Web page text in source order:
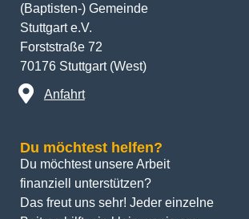
(Baptisten-) Gemeinde
Stuttgart e.V.
Forststraße 72
70176 Stuttgart (West)
Anfahrt
Du möchtest helfen?
Du möchtest unsere Arbeit
finanziell unterstützen?
Das freut uns sehr! Jeder einzelne